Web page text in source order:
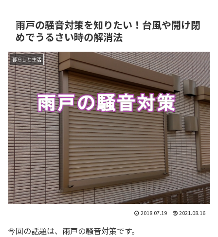
雨戸の騒音対策を知りたい！台風や開け閉
めでうるさい時の解消法
暮らしと生活
2018.07.19 2021.08.16
今回の話題は、雨戸の騒音対策です。